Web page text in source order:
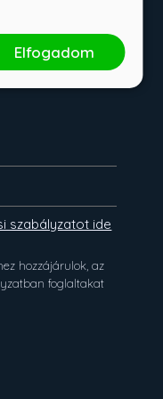
szabályzatot ide
hozzájárulok, az
foglaltakat
Elfogadom